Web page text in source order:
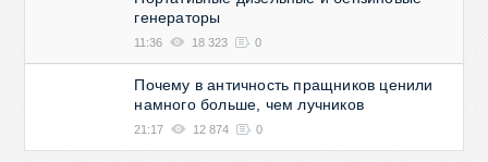
генераторы
11:36 18 323 0
Почему в античность пращников ценили
намного больше, чем лучников
21:17 12 874 0